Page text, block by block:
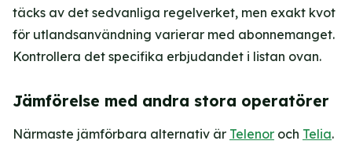
täcks av det sedvanliga regelverket, men exakt kvot
för utlandsanvändning varierar med abonnemanget.
Kontrollera det specifika erbjudandet i listan ovan.
Jämförelse med andra stora operatörer
Närmaste jämförbara alternativ är Telenor och Telia.